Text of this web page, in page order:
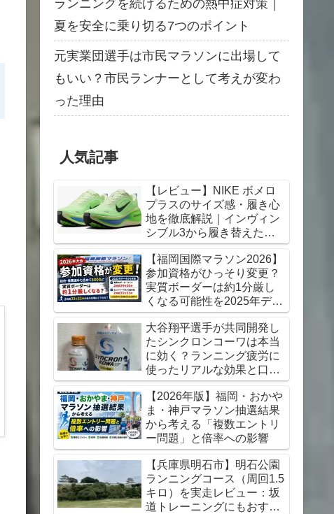
ランニングを続けるための熱中症対策｜
夏を安全に乗り切る7つのポイント
元実業団選手は市民マラソンに出場して
もいい？市民ランナーとして考えが変わ
った理由
人気記事
【レビュー】NIKE ボメロ
プラスのサイズ感・履き心
地を徹底解説｜インヴィン
シブル3から履き替えた感
想【初心者にもおすすめ】
【福岡国際マラソン2026】
参加資格がひっそり変更？
実質ボーダーは約1分厳し
くなる可能性を2025年デー
タから考察
大谷翔平選手が共同開発し
たシンクロンコーワは本当
に効く？ランニング疲労に
使ったリアルな効果と口コ
ミレビュー
【2026年版】福岡・おかや
ま・神戸マラソン抽選結果
から考える「複数エントリ
ー問題」と倍率への影響
【兵庫県明石市】明石公園
ランニングコース（周回1.5
キロ）を実走レビュー：坂
道トレーニングにもおすす